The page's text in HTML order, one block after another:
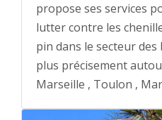
propose ses services
lutter contre les
pin dans le secteur
plus précisement
Marseille , Toulon ,